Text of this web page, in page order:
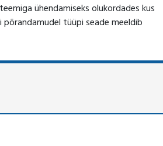
ühendamiseks olukordades kus
põrandamudel tüüpi seade meeldib